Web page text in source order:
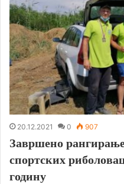
20.12.2021 0 907
Завршено
спортских
годину